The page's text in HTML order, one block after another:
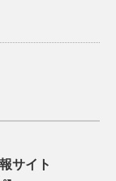
サイト